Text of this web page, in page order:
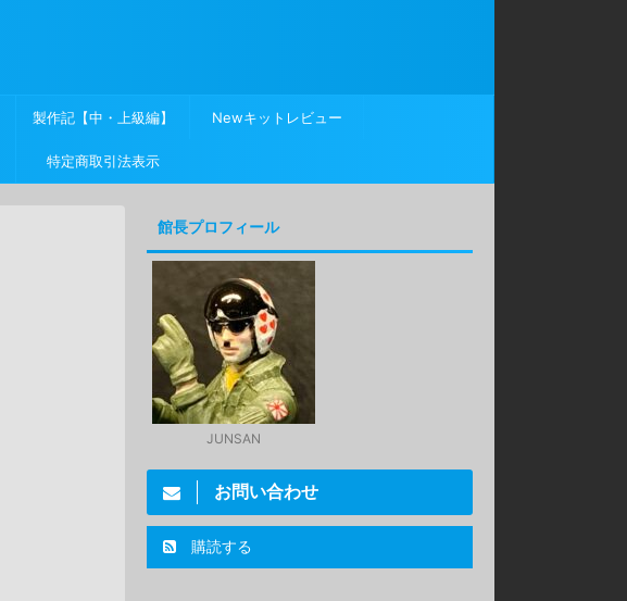
製作記【中・上級編】 Newキットレビュー
特定商取引法表示
館長プロフィール
JUNSAN
お問い合わせ
購読する